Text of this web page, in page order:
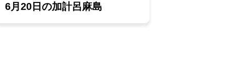
6月20日の加計呂麻島